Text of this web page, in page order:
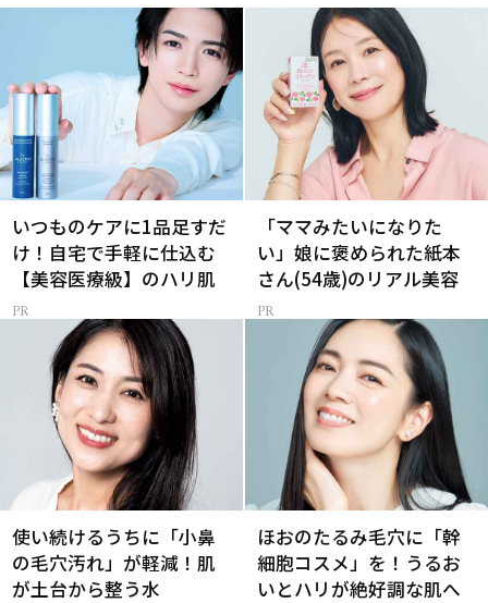
いつものケアに1品足すだ
け！自宅で手軽に仕込む
【美容医療級】のハリ肌
「ママみたいになりた
い」娘に褒められた紙本
さん(54歳)のリアル美容
使い続けるうちに「小鼻
の毛穴汚れ」が軽減！肌
が土台から整う水
ほおのたるみ毛穴に「幹
細胞コスメ」を！うるお
いとハリが絶好調な肌へ